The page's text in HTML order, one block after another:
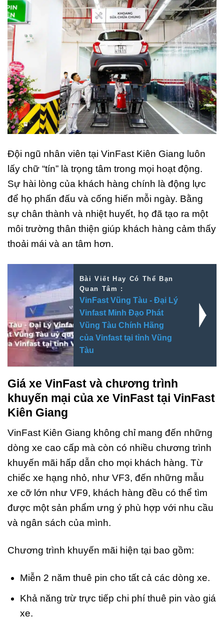
Đội ngũ nhân viên tại VinFast Kiên Giang luôn
lấy chữ “tín” là trọng tâm trong mọi hoạt động.
Sự hài lòng của khách hàng chính là động lực
để họ phấn đấu và cống hiến mỗi ngày. Bằng
sự chân thành và nhiệt huyết, họ đã tạo ra một
môi trường thân thiện giúp khách hàng cảm thấy
thoải mái và an tâm hơn.
Bài Viết Hay Có Thể Bạn
Quan Tâm :
VinFast Vũng Tàu - Đại Lý
Vinfast Minh Đạo Phát
Vũng Tàu Chính Hãng
của Vinfast tại tỉnh Vũng
Tàu
Giá xe VinFast và chương trình
khuyến mại của xe VinFast tại VinFast
Kiên Giang
VinFast Kiên Giang không chỉ mang đến những
dòng xe cao cấp mà còn có nhiều chương trình
khuyến mãi hấp dẫn cho mọi khách hàng. Từ
chiếc xe hạng nhỏ, như VF3, đến những mẫu
xe cỡ lớn như VF9, khách hàng đều có thể tìm
được một sản phẩm ưng ý phù hợp với nhu cầu
và ngân sách của mình.
Chương trình khuyến mãi hiện tại bao gồm:
Miễn 2 năm thuê pin cho tất cả các dòng xe.
Khả năng trừ trực tiếp chi phí thuê pin vào giá
xe.